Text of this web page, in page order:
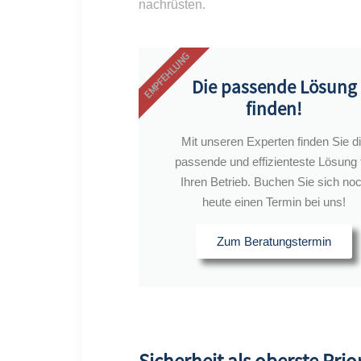
nachrüsten.
Die passende Lösung
finden!
Mit unseren Experten finden Sie
passende und effizienteste Lösung
Ihren Betrieb. Buchen Sie sich
heute einen Termin bei uns!
Zum Beratungstermin
EMPFEHLUNG